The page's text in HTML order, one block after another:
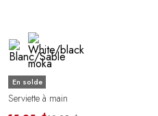
En solde
Serviette à main